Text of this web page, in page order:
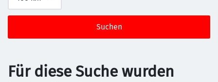
Suchen
Für diese Suche wurden